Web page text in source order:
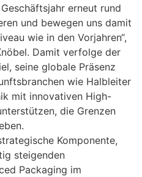
erneut rund
und bewegen uns damit
wie in den Vorjahren“,
Damit verfolge der
seine globale Präsenz
wie Halbleiter
mit innovativen High-
die Grenzen
Komponente,
steigenden
Packaging im